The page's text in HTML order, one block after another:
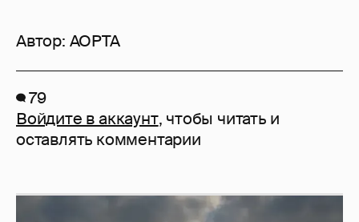
Автор: AOPTA
79
Войдите в аккаунт, чтобы читать и
оставлять комментарии